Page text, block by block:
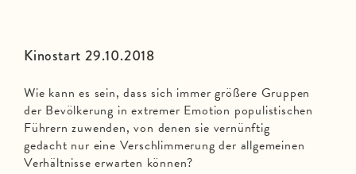
Kinostart 29.10.2018
Wie kann es sein, dass sich immer größere Gruppen
der Bevölkerung in extremer Emotion populistischen
Führern zuwenden, von denen sie vernünftig
gedacht nur eine Verschlimmerung der allgemeinen
Verhältnisse erwarten können?